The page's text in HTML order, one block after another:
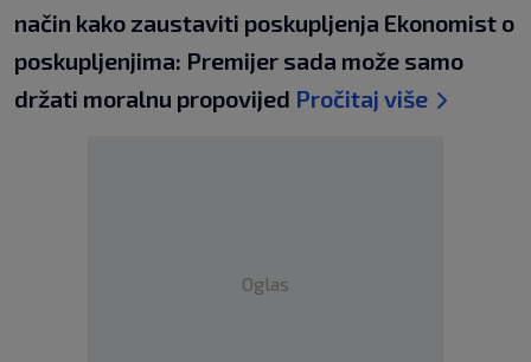
način kako zaustaviti poskupljenja Ekonomist o
poskupljenjima: Premijer sada može samo
držati moralnu propovijed Pročitaj više
Oglas